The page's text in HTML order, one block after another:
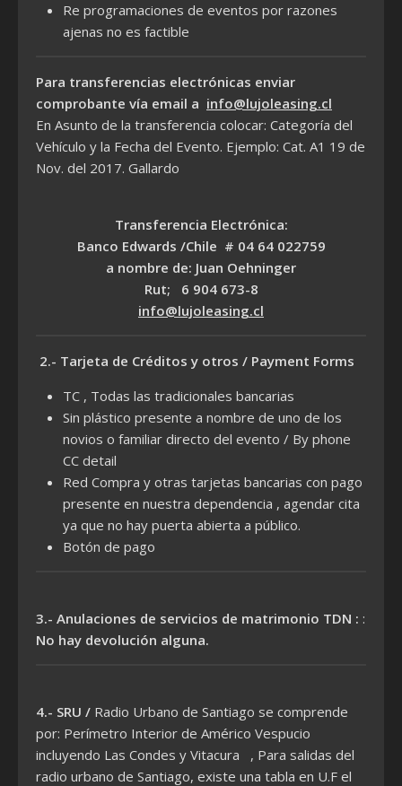
Re programaciones de eventos por razones
ajenas no es factible
Para transferencias electrónicas enviar
comprobante vía email a info@lujoleasing.cl
En Asunto de la transferencia colocar: Categoría del
Vehículo y la Fecha del Evento. Ejemplo: Cat. A1 19 de
Nov. del 2017. Gallardo
Transferencia Electrónica:
Banco Edwards /Chile # 04 64 022759
a nombre de: Juan Oehninger
Rut; 6 904 673-8
info@lujoleasing.cl
2.- Tarjeta de Créditos y otros / Payment Forms
TC , Todas las tradicionales bancarias
Sin plástico presente a nombre de uno de los
novios o familiar directo del evento / By phone
CC detail
Red Compra y otras tarjetas bancarias con pago
presente en nuestra dependencia , agendar cita
ya que no hay puerta abierta a público.
Botón de pago
3.- Anulaciones de servicios de matrimonio TDN : :
No hay devolución alguna.
4.- SRU / Radio Urbano de Santiago se comprende
por: Perímetro Interior de Américo Vespucio
incluyendo Las Condes y Vitacura , Para salidas del
radio urbano de Santiago, existe una tabla en U.F el